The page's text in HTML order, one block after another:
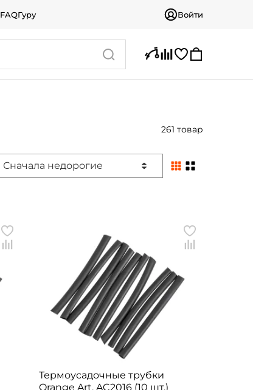
FAQГуру Войти
261 товар
Сначала недорогие
Термоусадочные трубки
Orange Art. AC2016 (10 шт.)